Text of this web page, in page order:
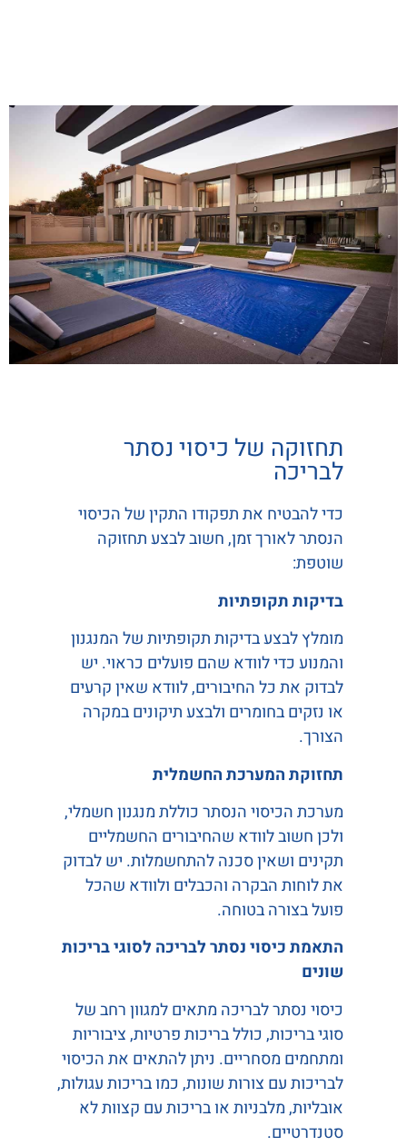
תחזוקה של כיסוי נסתר
לבריכה
כדי להבטיח את תפקודו התקין של הכיסוי
הנסתר לאורך זמן, חשוב לבצע תחזוקה
שוטפת:
בדיקות תקופתיות
מומלץ לבצע בדיקות תקופתיות של המנגנון
והמנוע כדי לוודא שהם פועלים כראוי. יש
לבדוק את כל החיבורים, לוודא שאין קרעים
או נזקים בחומרים ולבצע תיקונים במקרה
הצורך.
תחזוקת המערכת החשמלית
מערכת הכיסוי הנסתר כוללת מנגנון חשמלי,
ולכן חשוב לוודא שהחיבורים החשמליים
תקינים ושאין סכנה להתחשמלות. יש לבדוק
את לוחות הבקרה והכבלים ולוודא שהכל
פועל בצורה בטוחה.
התאמת כיסוי נסתר לבריכה לסוגי בריכות
שונים
כיסוי נסתר לבריכה מתאים למגוון רחב של
סוגי בריכות, כולל בריכות פרטיות, ציבוריות
ומתחמים מסחריים. ניתן להתאים את הכיסוי
לבריכות עם צורות שונות, כמו בריכות עגולות,
אובליות, מלבניות או בריכות עם קצוות לא
סטנדרטיים.